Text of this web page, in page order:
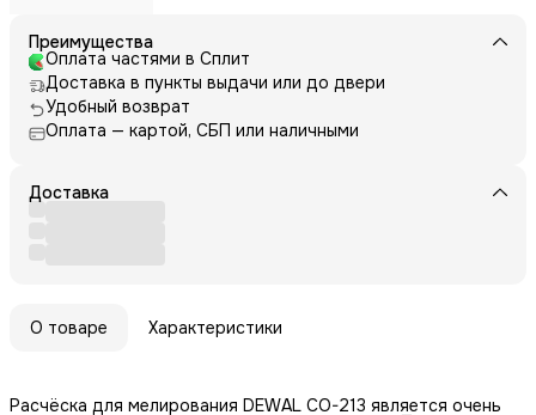
Преимущества
Оплата частями в Сплит
Доставка в пункты выдачи или до двери
Удобный возврат
Оплата — картой, СБП или наличными
Доставка
О товаре Характеристики
Расчёска для мелирования DEWAL CO-213 является очень